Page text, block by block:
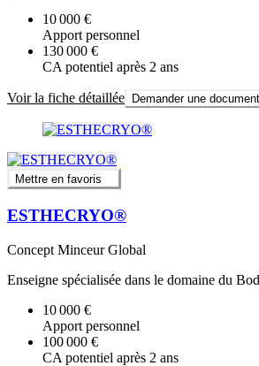
10 000 €
Apport personnel
130 000 €
CA potentiel après 2 ans
Voir la fiche détaillée Demander une
Mettre en favoris
ESTHECRYO®
Concept Minceur Global
Enseigne spécialisée dans le domaine du
10 000 €
Apport personnel
100 000 €
CA potentiel après 2 ans